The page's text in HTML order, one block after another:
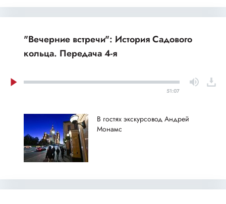
"Вечерние встречи": История Садового
кольца. Передача 4-я
51:07
В гостях экскурсовод Андрей
Монамс